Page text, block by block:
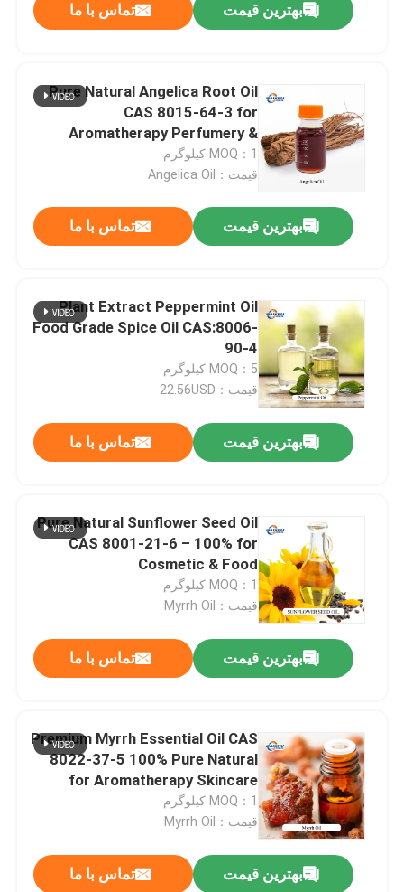
پیام بگذارید
ما به زودی با شما تماس خواهیم گرفت
ارسال
بهترین قیمت تماس با ما
Pure Natural Angelica Root Oil
CAS 8015-64-3 for
Aromatherapy Perfumery &
Skincare
MOQ：1 کیلوگرم
قیمت：Angelica Oil
بهترین قیمت تماس با ما
Plant Extract Peppermint Oil
Food Grade Spice Oil CAS:8006-
90-4
MOQ：5 کیلوگرم
قیمت：22.56USD
بهترین قیمت تماس با ما
Pure Natural Sunflower Seed Oil
CAS 8001-21-6 – 100% for
Cosmetic & Food
MOQ：1 کیلوگرم
قیمت：Myrrh Oil
بهترین قیمت تماس با ما
Premium Myrrh Essential Oil CAS
8022-37-5 100% Pure Natural
for Aromatherapy Skincare
MOQ：1 کیلوگرم
قیمت：Myrrh Oil
بهترین قیمت تماس با ما